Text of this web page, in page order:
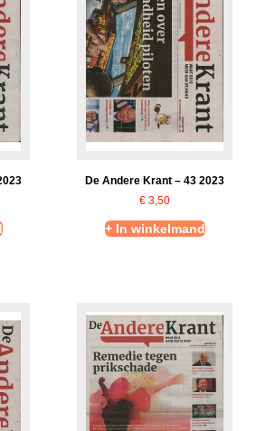
De Andere Krant – 43 2023
€ 3,50
+ In winkelmand